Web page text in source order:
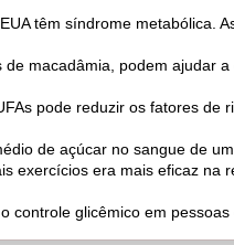
têm síndrome metabólica.
macadâmia, podem ajudar
pode reduzir os fatores de
de açúcar no sangue de
exercícios era mais eficaz na
glicêmico em pessoas